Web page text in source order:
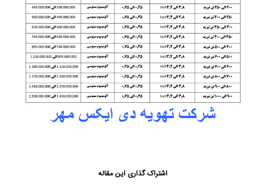
اشتراک گذاری این مقاله